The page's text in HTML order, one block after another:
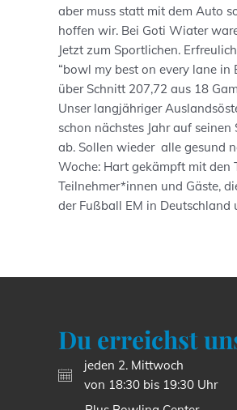
aber muss statt mit dem Auto
hoffen wir. Bei Goti Wiater
Jetzt zum Sportlichen.
“bowl my best on every lane
über Schnitt 207,72 aus 18
Unser langjähriger
schon nächstes Jahr auf
ab. Sollen wieder alle gesund
Woche: Hart gekämpft mit den
Teilnehmer*innen und Gäste,
der Fußball EM in Deutschland
Du erreichst
jeden 2. Mittwoch
von 18:30 bis 19:30 Uhr